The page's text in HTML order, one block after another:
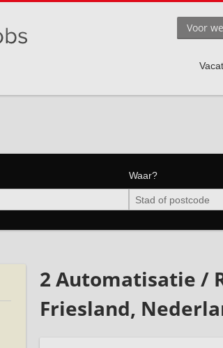
Voor
Waar?
2 Automatisatie /
Friesland,